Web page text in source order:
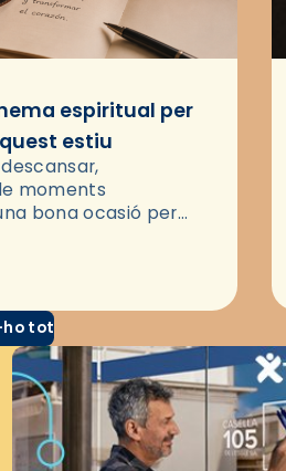
espiritual per
estiu
moments
bona ocasió per
sobre les…
ho tot